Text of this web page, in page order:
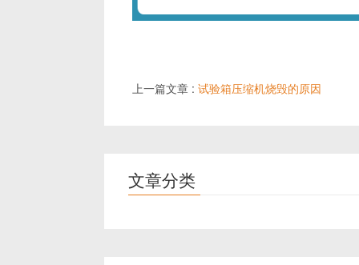
上一篇文章 : 试验箱压缩机烧毁的原因
文章分类